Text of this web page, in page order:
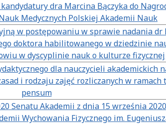
dra Marcina Bączyka do
Medycznych Polskiej Akademii Nauk
w postępowaniu w sprawie nadania dr
doktora habilitowanego w dziedzinie
w dyscyplinie nauk o kulturze fizycznej
dla nauczycieli akademickich
i rodzaju zajęć rozliczanych w ramach
pensum
Senatu Akademii z dnia 15 września
Wychowania Fizycznego im.